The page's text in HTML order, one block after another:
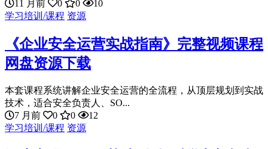
11 月前
0 0
10
学习培训/课程 资源
《企业安全运营实战指南》完整视频课程
网盘资源下载
本套课程系统讲解企业安全运营的全流程，从顶层规划到实战
技术，适合安全负责人、SO...
7 月前
0 0
12
学习培训/课程 资源